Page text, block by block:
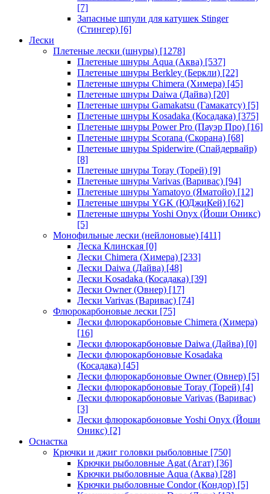
[7]
Запасные шпули для катушек Stinger
(Стингер) [6]
Лески
Плетеные лески (шнуры) [1278]
Плетеные шнуры Aqua (Аква) [537]
Плетеные шнуры Berkley (Беркли) [22]
Плетеные шнуры Chimera (Химера) [45]
Плетеные шнуры Daiwa (Дайва) [20]
Плетеные шнуры Gamakatsu (Гамакатсу) [5]
Плетеные шнуры Kosadaka (Косадака) [375]
Плетеные шнуры Power Pro (Пауэр Про) [16]
Плетеные шнуры Scorana (Скорана) [68]
Плетеные шнуры Spiderwire (Спайдервайр)
[8]
Плетеные шнуры Toray (Торей) [9]
Плетеные шнуры Varivas (Варивас) [94]
Плетеные шнуры Yamatoyo (Яматойо) [12]
Плетеные шнуры YGK (ЮДжиКей) [62]
Плетеные шнуры Yoshi Onyx (Йоши Оникс)
[5]
Монофильные лески (нейлоновые) [411]
Леска Клинская [0]
Лески Chimera (Химера) [233]
Лески Daiwa (Дайва) [48]
Лески Kosadaka (Косадака) [39]
Лески Owner (Овнер) [17]
Лески Varivas (Варивас) [74]
Флюрокарбоновые лески [75]
Лески флюрокарбоновые Chimera (Химера)
[16]
Лески флюрокарбоновые Daiwa (Дайва) [0]
Лески флюрокарбоновые Kosadaka
(Косадака) [45]
Лески флюрокарбоновые Owner (Овнер) [5]
Лески флюрокарбоновые Toray (Торей) [4]
Лески флюрокарбоновые Varivas (Варивас)
[3]
Лески флюрокарбоновые Yoshi Onyx (Йоши
Оникс) [2]
Оснастка
Крючки и джиг головки рыболовные [750]
Крючки рыболовные Agat (Агат) [36]
Крючки рыболовные Aqua (Аква) [28]
Крючки рыболовные Condor (Кондор) [5]